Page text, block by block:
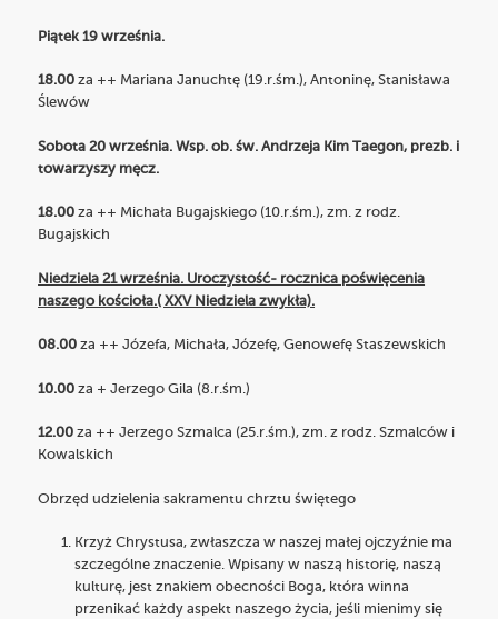
Piątek 19 września.
18.00 za ++ Mariana Januchtę (19.r.śm.), Antoninę, Stanisława
Ślewów
Sobota 20 września. Wsp. ob. św. Andrzeja Kim Taegon, prezb. i
towarzyszy męcz.
18.00za ++ Michała Bugajskiego (10.r.śm.), zm. z rodz.
Bugajskich
Niedziela 21 września. Uroczystość- rocznica poświęcenia
naszego kościoła.( XXV Niedziela zwykła).
08.00za ++ Józefa, Michała, Józefę, Genowefę Staszewskich
10.00za + Jerzego Gila (8.r.śm.)
12.00za ++ Jerzego Szmalca (25.r.śm.), zm. z rodz. Szmalców i
Kowalskich
Obrzęd udzielenia sakramentu chrztu świętego
Krzyż Chrystusa, zwłaszcza w naszej małej ojczyźnie ma
szczególne znaczenie. Wpisany w naszą historię, naszą
kulturę, jest znakiem obecności Boga, która winna
przenikać każdy aspekt naszego życia, jeśli mienimy się